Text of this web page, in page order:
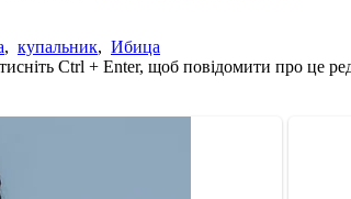
, купальник, Ибица
Ctrl + Enter, щоб повідомити про це